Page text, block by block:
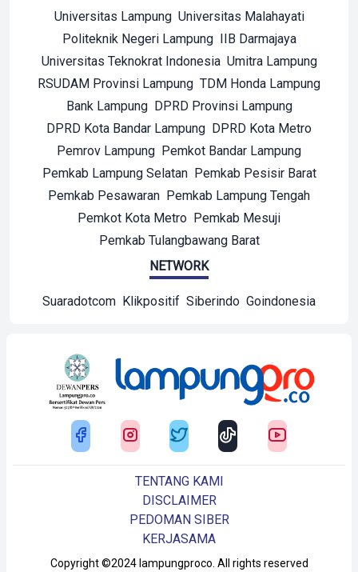
Universitas Lampung Universitas Malahayati
Politeknik Negeri Lampung
IIB Darmajaya
Universitas Teknokrat Indonesia Umitra Lampung
RSUDAM Provinsi Lampung TDM Honda Lampung
Bank Lampung
DPRD Provinsi Lampung
DPRD Kota Bandar Lampung DPRD Kota Metro
Pemrov Lampung Pemkot Bandar Lampung
Pemkab Lampung Selatan
Pemkab Pesisir Barat
Pemkab Pesawaran Pemkab Lampung Tengah
Pemkot Kota Metro Pemkab Mesuji
Pemkab Tulangbawang Barat
NETWORK
Suaradotcom Klikpositif Siberindo Goindonesia
Copyright ©2024 lampungproco. All rights reserved
TENTANG KAMI
DISCLAIMER
PEDOMAN SIBER
KERJASAMA